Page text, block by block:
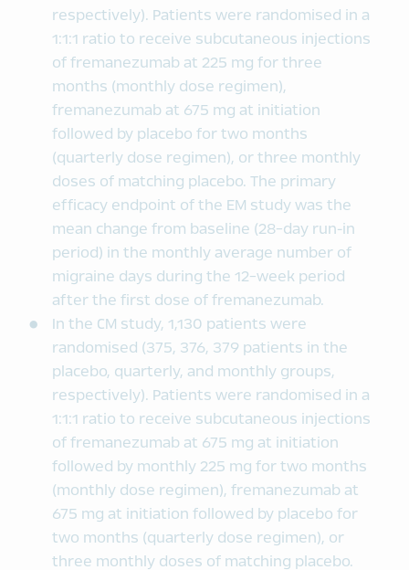
respectively). Patients were randomised in a
1:1:1 ratio to receive subcutaneous injections
of fremanezumab at 225 mg for three
months (monthly dose regimen),
fremanezumab at 675 mg at initiation
followed by placebo for two months
(quarterly dose regimen), or three monthly
doses of matching placebo. The primary
efficacy endpoint of the EM study was the
mean change from baseline (28-day run-in
period) in the monthly average number of
migraine days during the 12-week period
after the first dose of fremanezumab.
In the CM study, 1,130 patients were
randomised (375, 376, 379 patients in the
placebo, quarterly, and monthly groups,
respectively). Patients were randomised in a
1:1:1 ratio to receive subcutaneous injections
of fremanezumab at 675 mg at initiation
followed by monthly 225 mg for two months
(monthly dose regimen), fremanezumab at
675 mg at initiation followed by placebo for
two months (quarterly dose regimen), or
three monthly doses of matching placebo.